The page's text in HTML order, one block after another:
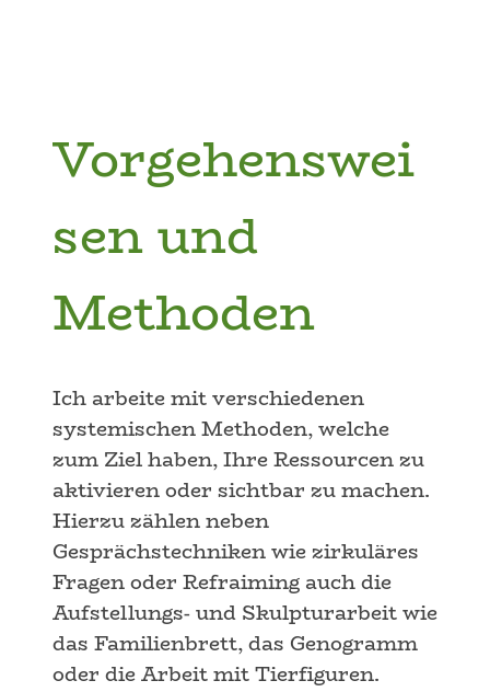
Vorgehenswei
sen und
Methoden
Ich arbeite mit verschiedenen
systemischen Methoden, welche
zum Ziel haben, Ihre Ressourcen zu
aktivieren oder sichtbar zu machen.
Hierzu zählen neben
Gesprächstechniken wie zirkuläres
Fragen oder Refraiming auch die
Aufstellungs- und Skulpturarbeit wie
das Familienbrett, das Genogramm
oder die Arbeit mit Tierfiguren.